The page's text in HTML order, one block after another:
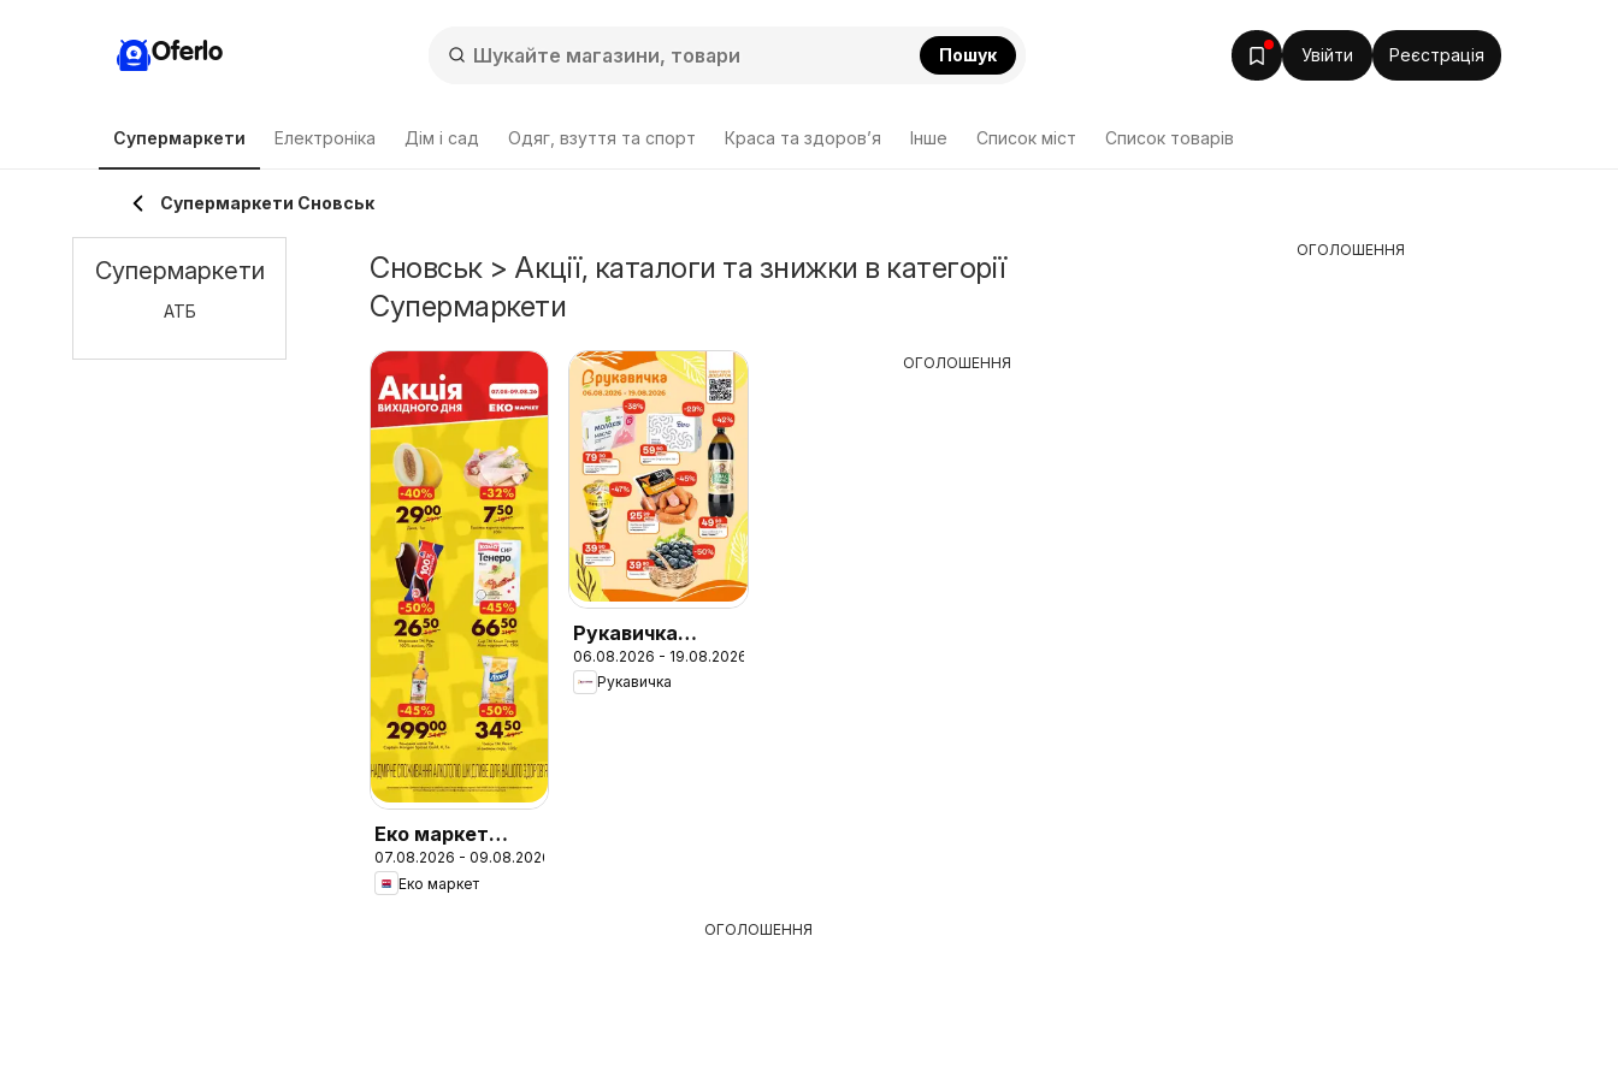
Oferlo Пошук Увійти Реєстрація
Супермаркети Електроніка Дім і сад Одяг, взуття та спорт Краса та здоров’я Інше Cписок міст Список товарів
Супермаркети Сновськ
Сновськ > Акції, каталоги та знижки в категорії
Супермаркети
Еко маркет
Акція вихідного
дня
07.08.2026 - 09.08.2026
Еко маркет
Рукавичка
Поточний
каталог
06.08.2026 - 19.08.2026
Рукавичка
ОГОЛОШЕННЯ
ОГОЛОШЕННЯ
Супермаркети
АТБ
ОГОЛОШЕННЯ